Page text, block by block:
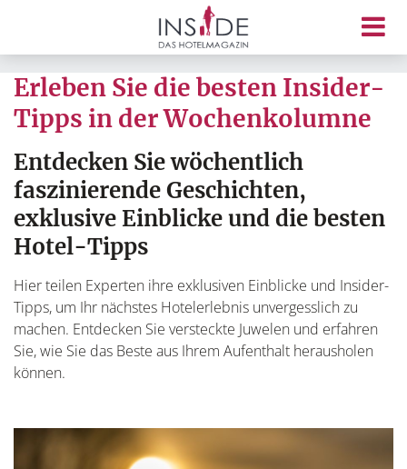
Erleben Sie die besten Insider-
Tipps in der Wochenkolumne
Entdecken Sie wöchentlich
faszinierende Geschichten,
exklusive Einblicke und die besten
Hotel-Tipps
Hier teilen Experten ihre exklusiven Einblicke und Insider-
Tipps, um Ihr nächstes Hotelerlebnis unvergesslich zu
machen. Entdecken Sie versteckte Juwelen und erfahren
Sie, wie Sie das Beste aus Ihrem Aufenthalt herausholen
können.